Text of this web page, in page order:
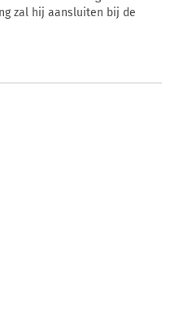
zal hij aansluiten bij de